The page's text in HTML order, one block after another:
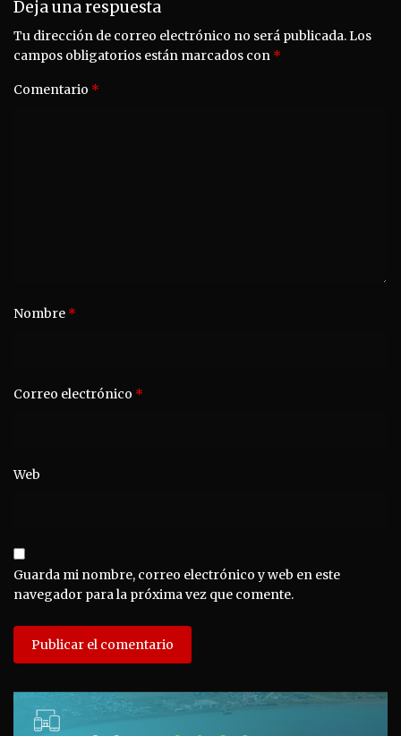
Deja una respuesta
Tu dirección de correo electrónico no será publicada.Los
campos obligatorios están marcados con *
Comentario *
Nombre *
Correo electrónico *
Web
Guarda mi nombre, correo electrónico y web en este
navegador para la próxima vez que comente.